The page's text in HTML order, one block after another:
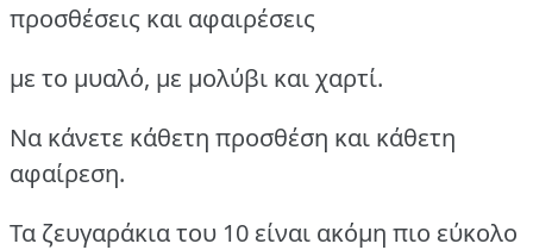
προσθέσεις και αφαιρέσεις
με το μυαλό, με μολύβι και χαρτί.
Να κάνετε κάθετη προσθέση και κάθετη
αφαίρεση.
Τα ζευγαράκια του 10 είναι ακόμη πιο εύκολο